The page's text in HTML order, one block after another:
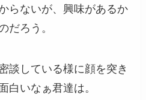
らないが、興味があるか
だろう。
談している様に顔を突き
白いなぁ君達は。